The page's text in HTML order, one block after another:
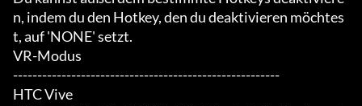
n, indem du den Hotkey, den du deaktivieren möchtes
t, auf 'NONE' setzt.
VR-Modus
-------------------------------------------------------
HTC Vive